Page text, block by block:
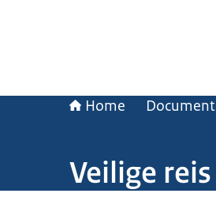
Home
Veilige